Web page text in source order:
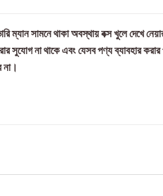
ম্যান সামনে থাকা অবস্থায় বক্স খুলে দেখে
সুযোগ না থাকে এবং যেসব পণ্য ব্যাবহার করার
না।